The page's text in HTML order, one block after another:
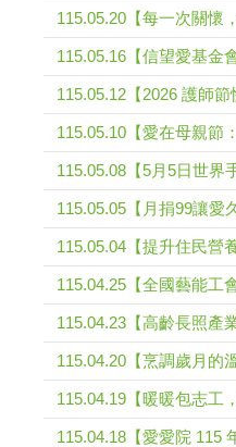
115.05.20【每一次關懷
115.05.16【信望愛基金
115.05.12【2026 護師節
115.05.10【愛在母親節
115.05.08【5月5日世界
115.05.05【月捐99讓愛
115.05.04【提升住民營
115.04.25【全國藝能工會
115.04.23【高齡長照產
115.04.20【烹調歲月的
115.04.19【暖暖包志工
115.04.18【愛愛院 115